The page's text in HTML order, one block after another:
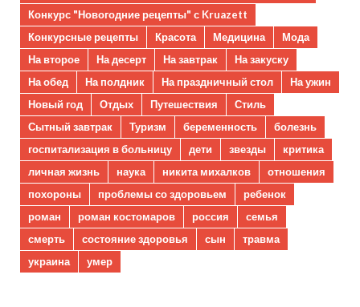
Конкурс "Новогодние рецепты" с Kruazett
Конкурсные рецепты
Красота Медицина
Мода
На второе
На десерт На завтрак
На закуску
На обед
На полдник На праздничный стол
На ужин
Новый год
Отдых Путешествия
Стиль
Сытный завтрак
Туризм беременность
болезнь
госпитализация в больницу
дети звезды
критика
личная жизнь
наука никита михалков
отношения
похороны
проблемы со здоровьем
ребенок
роман
роман костомаров россия
семья
смерть
состояние здоровья сын
травма
украина
умер